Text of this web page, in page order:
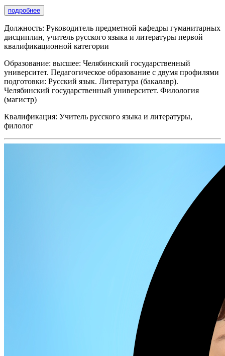
подробнее
Должность: Руководитель предметной кафедры гуманитарных
дисциплин, учитель русского языка и литературы первой
квалификационной категории
Образование: высшее: Челябинский государственный
университет. Педагогическое образование с двумя профилями
подготовки: Русский язык. Литература (бакалавр).
Челябинский государственный университет. Филология
(магистр)
Квалификация: Учитель русского языка и литературы,
филолог